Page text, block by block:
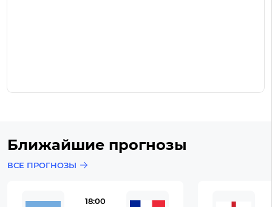
Ближайшие прогнозы
ВСЕ ПРОГНОЗЫ
18:00